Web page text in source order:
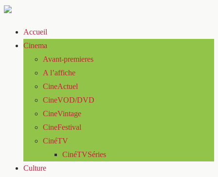
Accueil
Cinema
Avant-premieres
A l’affiche
CineActuel
CineVOD/DVD
CineVintage
CineFestival
CinéTV
CinéTVSéries
Culture